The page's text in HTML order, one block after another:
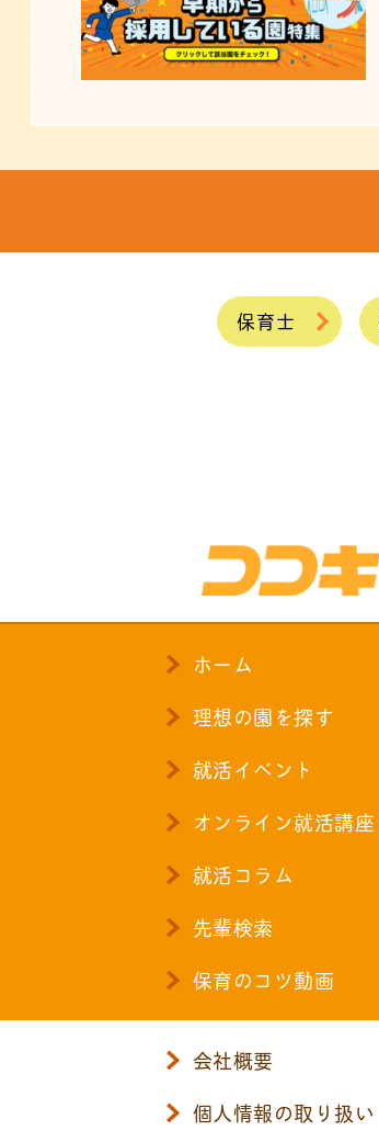
保育士
ホーム
理想の園を探す
就活イベント
オンライン就活講座
就活コラム
先輩検索
保育のコツ動画
会社概要
個人情報の取り扱い